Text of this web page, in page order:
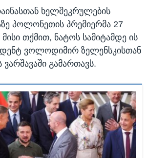
ხელშეკრულების
პოლონეთის პრემიერმა 27
მისი თქმით, ნატოს სამიტამდე ის
ვოლოდიმირ ზელენსკისთან
გამართავს.